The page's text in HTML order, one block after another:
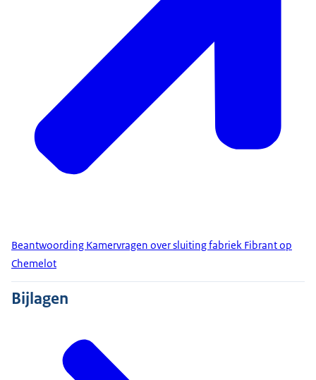
Beantwoording Kamervragen over sluiting fabriek Fibrant op
Chemelot
Bijlagen